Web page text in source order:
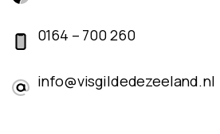
0164 – 700 260
info@visgildedezeeland.nl